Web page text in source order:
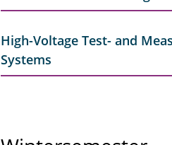
High-Voltage Test- and
Systems